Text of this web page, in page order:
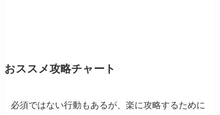
おススメ攻略チャート
必須ではない行動もあるが、楽に攻略するために